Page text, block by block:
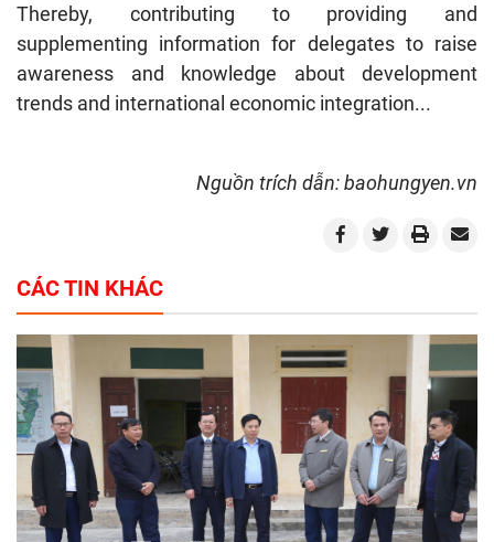
Thereby, contributing to providing and
supplementing information for delegates to raise
awareness and knowledge about development
trends and international economic integration...
Nguồn trích dẫn: baohungyen.vn
CÁC TIN KHÁC